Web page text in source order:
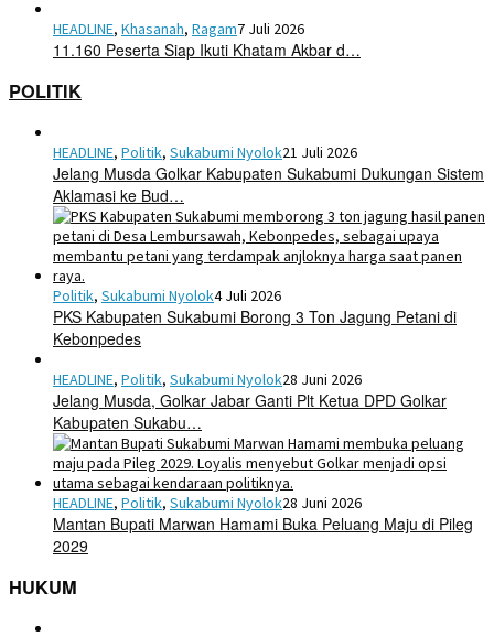
HEADLINE, Khasanah, Ragam7 Juli 2026
11.160 Peserta Siap Ikuti Khatam Akbar d…
POLITIK
HEADLINE, Politik, Sukabumi Nyolok21 Juli 2026
Jelang Musda Golkar Kabupaten Sukabumi Dukungan Sistem
Aklamasi ke Bud…
Politik, Sukabumi Nyolok4 Juli 2026
PKS Kabupaten Sukabumi Borong 3 Ton Jagung Petani di
Kebonpedes
HEADLINE, Politik, Sukabumi Nyolok28 Juni 2026
Jelang Musda, Golkar Jabar Ganti Plt Ketua DPD Golkar
Kabupaten Sukabu…
HEADLINE, Politik, Sukabumi Nyolok28 Juni 2026
Mantan Bupati Marwan Hamami Buka Peluang Maju di Pileg
2029
HUKUM